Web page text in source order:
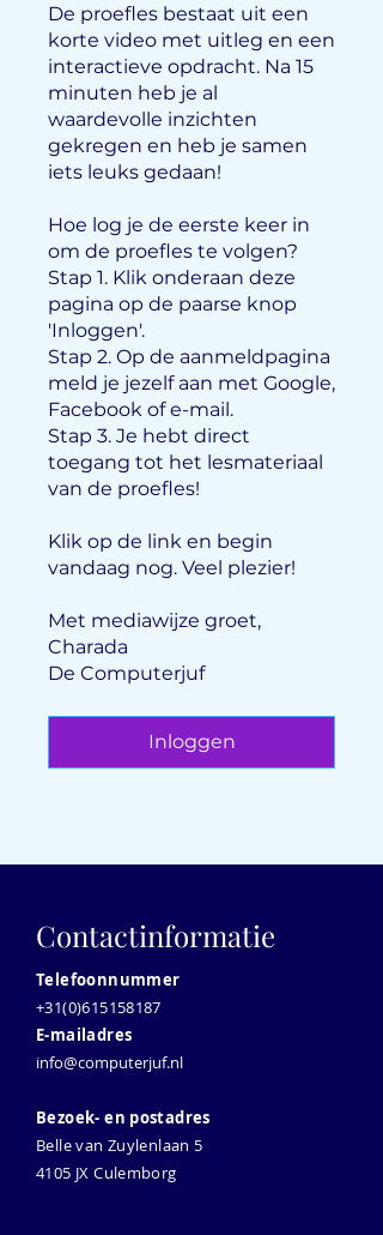
De proefles bestaat uit een
korte video met uitleg en een
interactieve opdracht. Na 15
minuten heb je al
waardevolle inzichten
gekregen en heb je samen
iets leuks gedaan!
Hoe log je de eerste keer in
om de proefles te volgen?
Stap 1. Klik onderaan deze
pagina op de paarse knop
'Inloggen'.
Stap 2. Op de aanmeldpagina
meld je jezelf aan met Google,
Facebook of e-mail.
Stap 3. Je hebt direct
toegang tot het lesmateriaal
van de proefles!
Klik op de link en begin
vandaag nog. Veel plezier!
Met mediawijze groet,
Charada
Inloggen
Contactinformatie
Telefoonnummer
+31(0)615158187
E-mailadres
info@computerjuf.nl
Bezoek- en postadres
Belle van Zuylenlaan 5
4105 JX Culemborg